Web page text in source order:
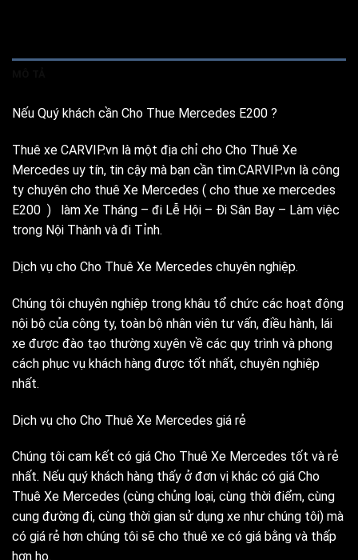
Nếu Quý khách cần Cho Thue Mercedes E200 ?
Thuê xe CARVIP.vn là một địa chỉ cho Cho Thuê Xe
Mercedes uy tín, tin cậy mà bạn cần tìm.CARVIP.vn là công
ty chuyên cho thuê Xe Mercedes ( cho thue xe mercedes
E200 ) làm Xe Tháng – đi Lễ Hội – Đi Sân Bay – Làm việc
trong Nội Thành và đi Tỉnh.
Dịch vụ cho Cho Thuê Xe Mercedes chuyên nghiệp.
Chúng tôi chuyên nghiệp trong khâu tổ chức các hoạt động
nội bộ của công ty, toàn bộ nhân viên tư vấn, điều hành, lái
xe được đào tạo thường xuyên về các quy trình và phong
cách phục vụ khách hàng được tốt nhất, chuyên nghiệp
nhất.
Dịch vụ cho Cho Thuê Xe Mercedes giá rẻ
Chúng tôi cam kết có giá Cho Thuê Xe Mercedes tốt và rẻ
nhất. Nếu quý khách hàng thấy ở đơn vị khác có giá Cho
Thuê Xe Mercedes (cùng chủng loại, cùng thời điểm, cùng
cung đường đi, cùng thời gian sử dụng xe như chúng tôi) mà
có giá rẻ hơn chúng tôi sẽ cho thuê xe có giá bằng và thấp
hơn họ.